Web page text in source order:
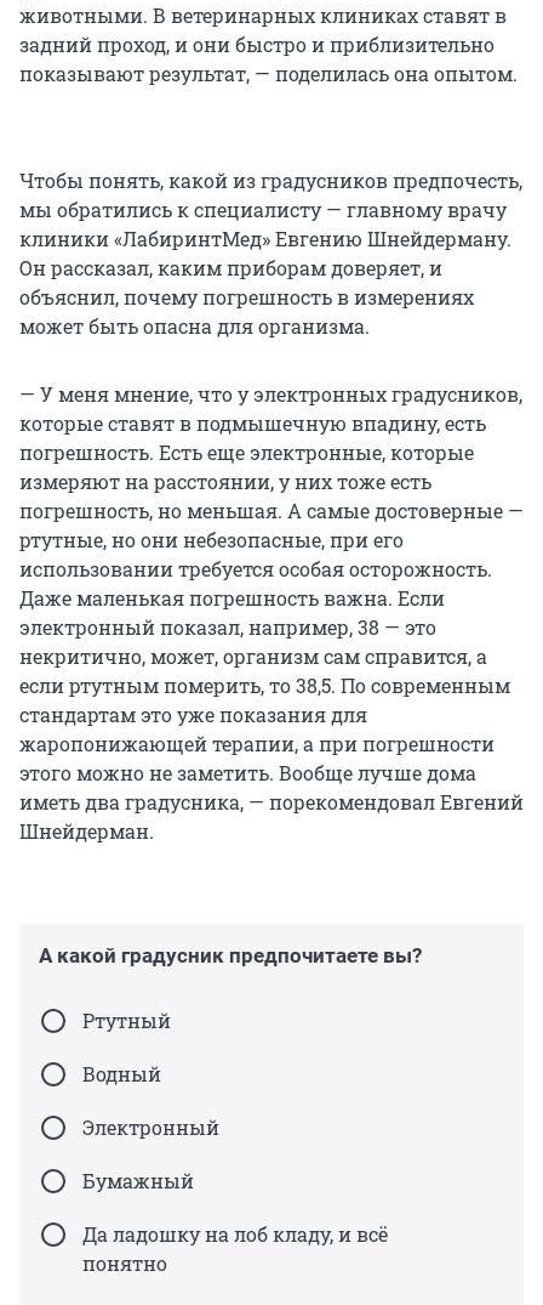
животными. В ветеринарных клиниках ставят в
задний проход, и они быстро и приблизительно
показывают результат, — поделилась она опытом.
Чтобы понять, какой из градусников предпочесть,
мы обратились к специалисту — главному врачу
клиники «ЛабиринтМед» Евгению Шнейдерману.
Он рассказал, каким приборам доверяет, и
объяснил, почему погрешность в измерениях
может быть опасна для организма.
— У меня мнение, что у электронных градусников,
которые ставят в подмышечную впадину, есть
погрешность. Есть еще электронные, которые
измеряют на расстоянии, у них тоже есть
погрешность, но меньшая. А самые достоверные —
ртутные, но они небезопасные, при его
использовании требуется особая осторожность.
Даже маленькая погрешность важна. Если
электронный показал, например, 38 — это
некритично, может, организм сам справится, а
если ртутным померить, то 38,5. По современным
стандартам это уже показания для
жаропонижающей терапии, а при погрешности
этого можно не заметить. Вообще лучше дома
иметь два градусника, — порекомендовал Евгений
Шнейдерман.
А какой градусник предпочитаете вы?
Ртутный
Водный
Электронный
Бумажный
Да ладошку на лоб кладу, и всё
понятно